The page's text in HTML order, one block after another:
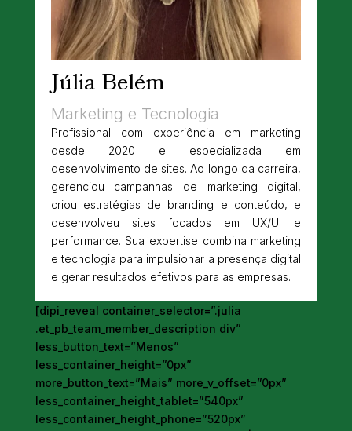
Júlia Belém
Marketing e Tecnologia
Profissional com experiência em marketing
desde 2020 e especializada em
desenvolvimento de sites. Ao longo da carreira,
gerenciou campanhas de marketing digital,
criou estratégias de branding e conteúdo, e
desenvolveu sites focados em UX/UI e
performance. Sua expertise combina marketing
e tecnologia para impulsionar a presença digital
e gerar resultados efetivos para as empresas.
[dipi_reveal container_selector=”.julia
.et_pb_team_member_description div”
less_button_text=”Menos”
less_container_height=”0px”
more_button_text=”Mais” more_v_offset=”0px”
less_container_height_tablet=”540px”
less_container_height_phone=”520px”